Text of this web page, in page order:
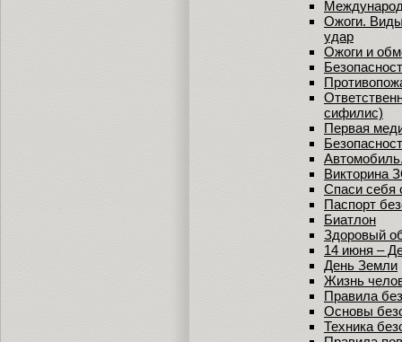
Ожоги.
удар
Ожоги и
сифилис)
Первая
Викторина
Спаси себя
Паспорт
Биатлон
Здоровый
14 июня –
День Земли
Жизнь
Правила
Основы
Техника